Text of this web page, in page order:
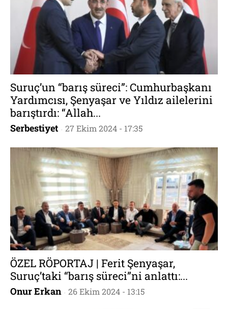
Suruç’un “barış süreci”: Cumhurbaşkanı
Yardımcısı, Şenyaşar ve Yıldız ailelerini
barıştırdı: “Allah...
Serbestiyet - 27 Ekim 2024 - 17:35
ÖZEL RÖPORTAJ | Ferit Şenyaşar,
Suruç’taki “barış süreci”ni anlattı:...
Onur Erkan - 26 Ekim 2024 - 13:15